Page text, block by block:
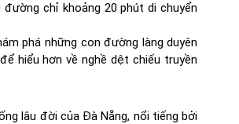
chỉ khoảng 20 phút di chuyển
phá những con đường làng duyên
hiểu hơn về nghề dệt chiếu truyền
lâu đời của Đà Nẵng, nổi tiếng bởi